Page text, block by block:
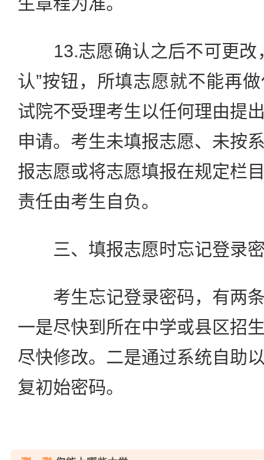
13.志愿确认之后不可更改
认”按钮，所填志愿就不能再
试院不受理考生以任何理由提
申请。考生未填报志愿、未按
报志愿或将志愿填报在规定栏
责任由考生自负。
三、填报志愿时忘记登录密
考生忘记登录密码，有两条
一是尽快到所在中学或县区招
尽快修改。二是通过系统自助
复初始密码。